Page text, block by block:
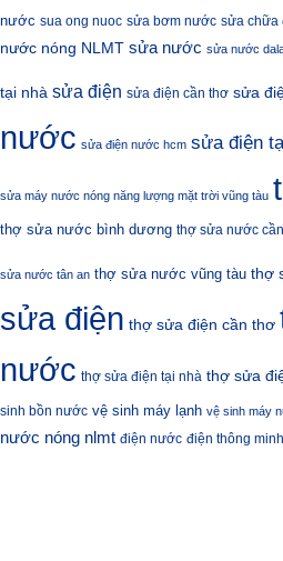
nước sua ong nuoc sửa bơm nước sửa chữa
nước nóng NLMT sửa nước sửa nước
tại nhà sửa điện sửa điện cần thơ sửa
nước sửa điện nước hcm sửa điện
sửa máy nước nóng năng lượng mặt trời vũng tàu
thợ sửa nước bình dương thợ sửa nước
sửa nước tân an thợ sửa nước vũng tàu thợ
sửa điện thợ sửa điện cần thơ
nước thợ sửa điện tại nhà thợ sửa
sinh bồn nước vệ sinh máy lạnh vệ sinh máy
nước nóng nlmt điện nước điện thông minh